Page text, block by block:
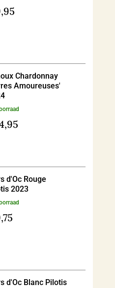
Chardonnay
Amoureuses'
d'Oc Rouge
2023
d'Oc Blanc Pilotis